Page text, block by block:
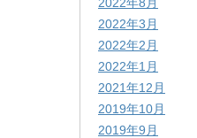
2022年3月
2022年2月
2022年1月
2021年12月
2019年10月
2019年9月